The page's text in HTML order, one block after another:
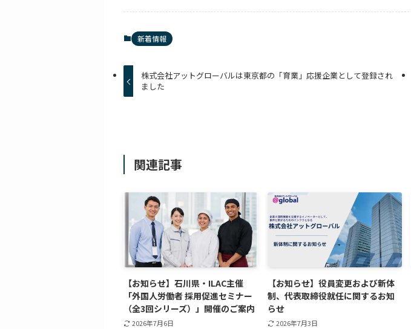
新着情報
株式会社アットグローバルは東京都の「育業」応援企業として登録され
ました
関連記事
【お知らせ】石川県・ILAC主催
「外国人労働者 採用促進セミナー
（全3回シリーズ）」開催のご案内
2026年7月6日
【お知らせ】役員変更および新体
制、代表取締役就任に関するお知
らせ
2026年7月3日